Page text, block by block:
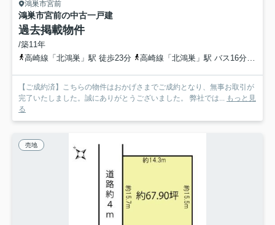
鴻巣市宮前
鴻巣市宮前の中古一戸建
過去掲載物件
/築11年
高崎線「北鴻巣」駅 徒歩23分
高崎線「北鴻巣」駅 バス16分 埼玉県鴻巣市「宮登神社入口」 停歩1分
【ご成約済】こちらの物件はおかげさまでご成約となり、無事お取引が
完了いたしました。誠にありがとうございました。 弊社では... もっと見
る
売地